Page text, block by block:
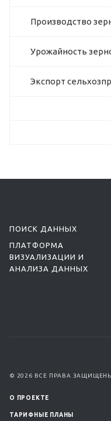
Производство
Урожайность
Экспорт
ПОИСК ДАННЫХ
ПЛАТФОРМА
ВИЗУАЛИЗАЦИИ И
АНАЛИЗА ДАННЫХ
© 2026 ВСЕ ПРАВА
О ПРОЕКТЕ
ТАРИФНЫЕ ПЛАНЫ